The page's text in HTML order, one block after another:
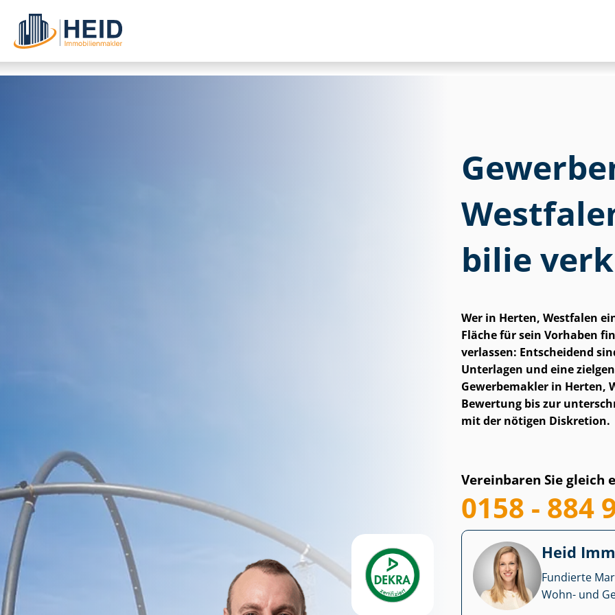
bi­lie
Wer in Herten, Westfalen
Fläche für sein Vorhaben
verlassen: Entscheidend
Unterlagen und eine
Gewerbemakler in Herten,
Bewertung bis zur
mit der nötigen Diskretion.
Vereinbaren Sie gleich
0158 - 884
Heid
Fundierte
Wohn- und